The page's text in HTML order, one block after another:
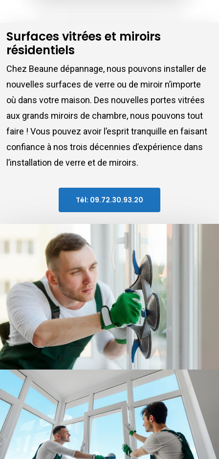
Surfaces vitrées et miroirs
résidentiels
Chez Beaune dépannage, nous pouvons installer de
nouvelles surfaces de verre ou de miroir n’importe
où dans votre maison. Des nouvelles portes vitrées
aux grands miroirs de chambre, nous pouvons tout
faire ! Vous pouvez avoir l’esprit tranquille en faisant
confiance à nos trois décennies d’expérience dans
l’installation de verre et de miroirs.
Tél: 09.72.30.93.20